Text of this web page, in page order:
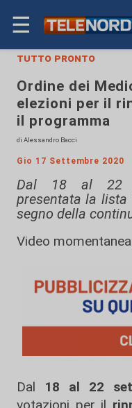
☰
tutto pronto
Ordine dei
elezioni per il
il programma
di Alessandro Bacci
Gio 17 Settembre 2020
Dal 18 al 22
presentata la lista
segno della
Video
Dal 18 al 22